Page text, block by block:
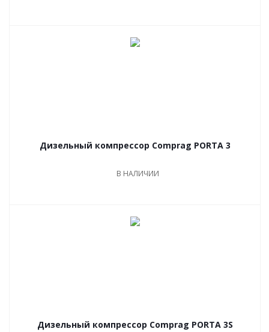
Дизельный компрессор Comprag PORTA 3
В НАЛИЧИИ
Дизельный компрессор Comprag PORTA 3S